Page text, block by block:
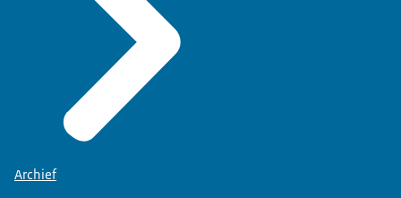
Archief